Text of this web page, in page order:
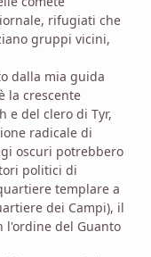
rifugiati che
gruppi vicini,
dalla mia guida
la crescente
e del clero di Tyr,
radicale di
oscuri potrebbero
politici di
templare a
dei Campi), il
l'ordine del Guanto